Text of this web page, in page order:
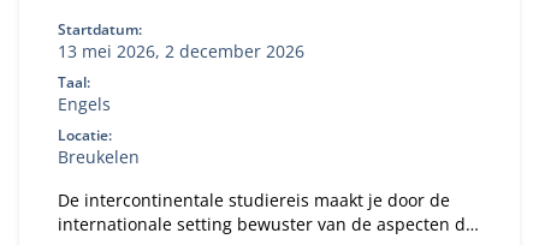
Startdatum:
13 mei 2026, 2 december 2026
Taal:
Engels
Locatie:
Breukelen
De intercontinentale studiereis maakt je door de
internationale setting bewuster van de aspecten die